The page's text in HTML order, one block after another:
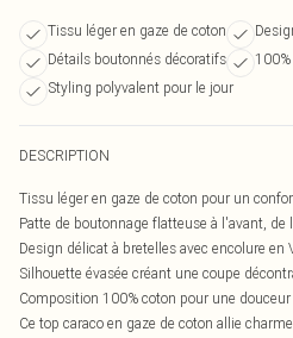
Tissu léger en gaze de coton
Détails boutonnés décoratifs
Styling polyvalent pour le jour
DESCRIPTION
Tissu léger en gaze de coton pour un
Patte de boutonnage flatteuse à l'avant, de
Design délicat à bretelles avec encolure en
Silhouette évasée créant une coupe
Composition 100% coton pour une
Ce top caraco en gaze de coton allie